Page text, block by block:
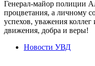
Генерал-майор полиции
процветания, а личному
успехов, уважения
движения, добра и веры!
Новости УВД